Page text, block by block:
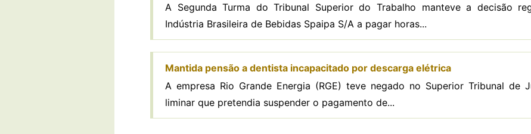
A Segunda Turma do Tribunal Superior do Trabalho manteve a decisão
Indústria Brasileira de Bebidas Spaipa S/A a pagar horas...
Mantida pensão a dentista incapacitado por descarga elétrica
A empresa Rio Grande Energia (RGE) teve negado no Superior Tribunal de
liminar que pretendia suspender o pagamento de...